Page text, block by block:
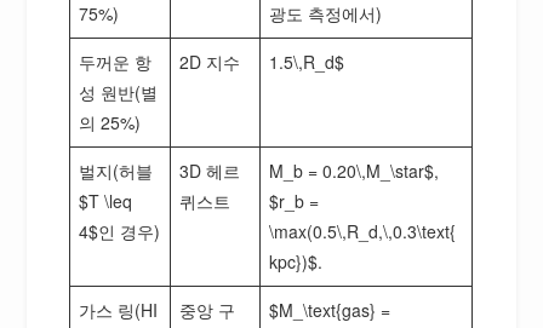
75%)
광도 측정에서)
두꺼운 항
성 원반(별
의 25%)
2D 지수 1.5\,R_d$
벌지(허블
$T \leq
4$인 경우)
3D 헤르
퀴스트
M_b = 0.20\,M_\star$,
$r_b =
\max(0.5\,R_d,\,0.3\text{
kpc})$.
가스 링(HI
중앙 구 $M_\text{gas} =